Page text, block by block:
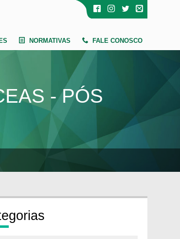
NORMATIVAS FALE CONOSCO
- PÓS
gorias